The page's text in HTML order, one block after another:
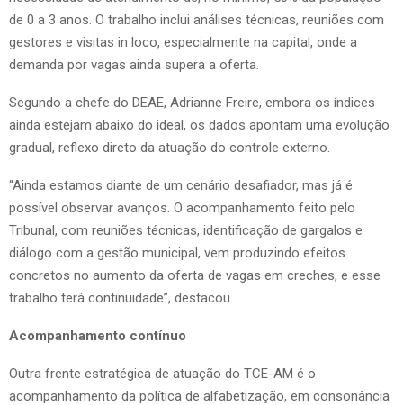
de 0 a 3 anos. O trabalho inclui análises técnicas, reuniões com
gestores e visitas in loco, especialmente na capital, onde a
demanda por vagas ainda supera a oferta.
Segundo a chefe do DEAE, Adrianne Freire, embora os índices
ainda estejam abaixo do ideal, os dados apontam uma evolução
gradual, reflexo direto da atuação do controle externo.
“Ainda estamos diante de um cenário desafiador, mas já é
possível observar avanços. O acompanhamento feito pelo
Tribunal, com reuniões técnicas, identificação de gargalos e
diálogo com a gestão municipal, vem produzindo efeitos
concretos no aumento da oferta de vagas em creches, e esse
trabalho terá continuidade”, destacou.
Acompanhamento contínuo
Outra frente estratégica de atuação do TCE-AM é o
acompanhamento da política de alfabetização, em consonância